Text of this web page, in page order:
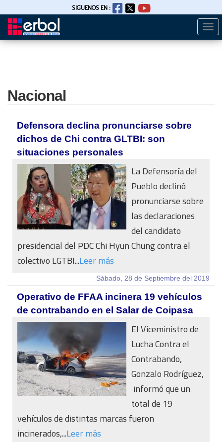
Pasar
SIGUENOS EN :
Nacional
Defensora declina pronunciarse sobre
dichos de Chi contra GLTBI: son
situaciones personales
La Defensoría del
Pueblo declinó
pronunciarse sobre
las declaraciones
del candidato
presidencial del PDC Chi Hyun Chung contra el
colectivo LGTBI...Leer más
Sábado, 28 de Septiembre del 2019
Operativo de FFAA incinera 19 vehículos
de contrabando en el Salar de Coipasa
El Viceministro de
Lucha Contra el
Contrabando,
Gonzalo Rodríguez,
informó que un
total de 19
vehículos de distintas marcas fueron
incinerados,...Leer más